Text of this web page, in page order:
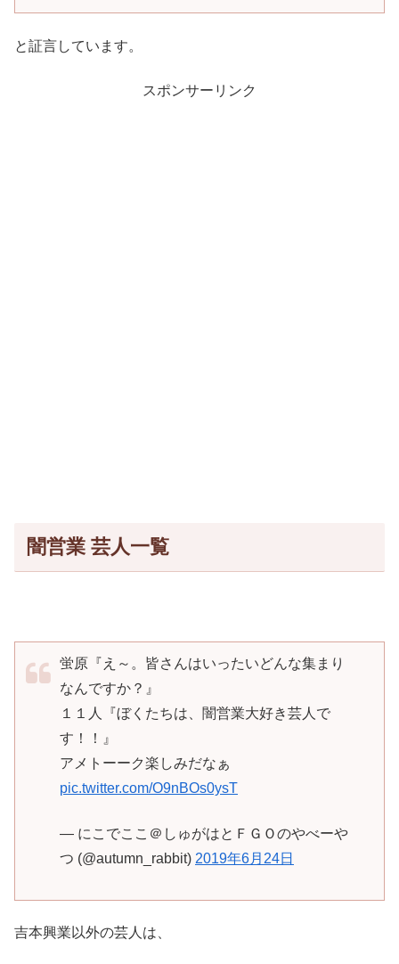
と証言しています。
スポンサーリンク
闇営業 芸人一覧
蛍原『え～。皆さんはいったいどんな集まり
なんですか？』
１１人『ぼくたちは、闇営業大好き芸人で
す！！』
アメトーーク楽しみだなぁ
pic.twitter.com/O9nBOs0ysT
— にこでここ＠しゅがはとＦＧＯのやべーや
つ (@autumn_rabbit) 2019年6月24日
吉本興業以外の芸人は、